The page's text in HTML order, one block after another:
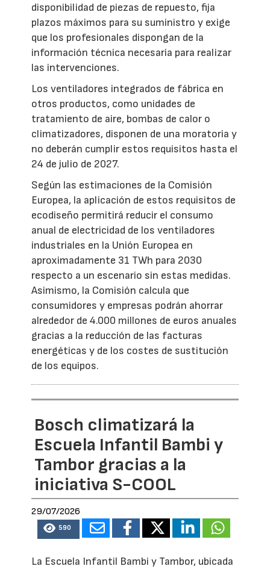
disponibilidad de piezas de repuesto, fija
plazos máximos para su suministro y exige
que los profesionales dispongan de la
información técnica necesaria para realizar
las intervenciones.
Los ventiladores integrados de fábrica en
otros productos, como unidades de
tratamiento de aire, bombas de calor o
climatizadores, disponen de una moratoria y
no deberán cumplir estos requisitos hasta el
24 de julio de 2027.
Según las estimaciones de la Comisión
Europea, la aplicación de estos requisitos de
ecodiseño permitirá reducir el consumo
anual de electricidad de los ventiladores
industriales en la Unión Europea en
aproximadamente 31 TWh para 2030
respecto a un escenario sin estas medidas.
Asimismo, la Comisión calcula que
consumidores y empresas podrán ahorrar
alrededor de 4.000 millones de euros anuales
gracias a la reducción de las facturas
energéticas y de los costes de sustitución
de los equipos.
Bosch climatizará la
Escuela Infantil Bambi y
Tambor gracias a la
iniciativa S-COOL
29/07/2026
590
La Escuela Infantil Bambi y Tambor, ubicada